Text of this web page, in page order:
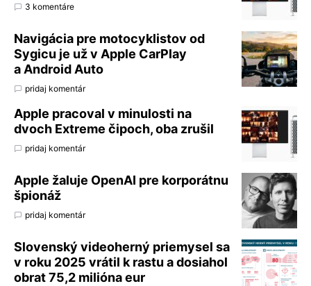
3 komentáre
Navigácia pre motocyklistov od
Sygicu je už v Apple CarPlay
a Android Auto
pridaj komentár
Apple pracoval v minulosti na
dvoch Extreme čipoch, oba zrušil
pridaj komentár
Apple žaluje OpenAI pre korporátnu
špionáž
pridaj komentár
Slovenský videoherný priemysel sa
v roku 2025 vrátil k rastu a dosiahol
obrat 75,2 milióna eur